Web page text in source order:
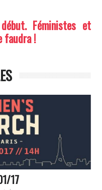
début. Féministes et
faudra !
17